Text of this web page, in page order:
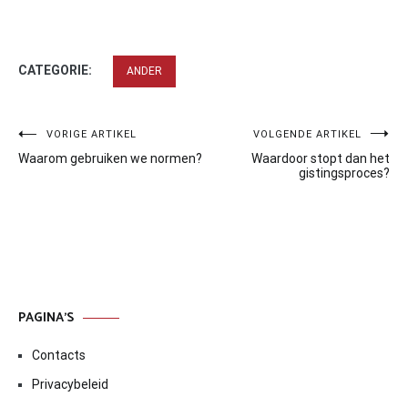
CATEGORIE: ANDER
Bericht
navigatie
VORIGE ARTIKEL
Waarom gebruiken we normen?
VOLGENDE ARTIKEL
Waardoor stopt dan het
gistingsproces?
PAGINA’S
Contacts
Privacybeleid